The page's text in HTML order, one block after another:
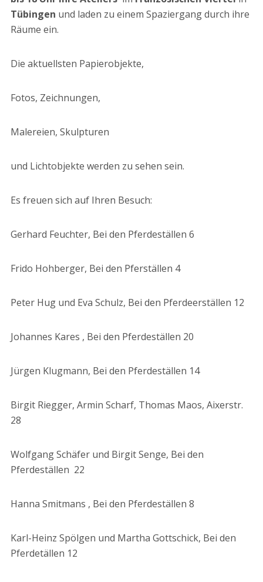
Tübingen und laden zu einem Spaziergang durch ihre
Räume ein.
Die aktuellsten Papierobjekte,
Fotos, Zeichnungen,
Malereien, Skulpturen
und Lichtobjekte werden zu sehen sein.
Es freuen sich auf Ihren Besuch:
Gerhard Feuchter, Bei den Pferdeställen 6
Frido Hohberger, Bei den Pferställen 4
Peter Hug und Eva Schulz, Bei den Pferdeerställen 12
Johannes Kares , Bei den Pferdeställen 20
Jürgen Klugmann, Bei den Pferdeställen 14
Birgit Riegger, Armin Scharf, Thomas Maos, Aixerstr.
28
Wolfgang Schäfer und Birgit Senge, Bei den
Pferdeställen 22
Hanna Smitmans , Bei den Pferdeställen 8
Karl-Heinz Spölgen und Martha Gottschick, Bei den
Pferdetällen 12